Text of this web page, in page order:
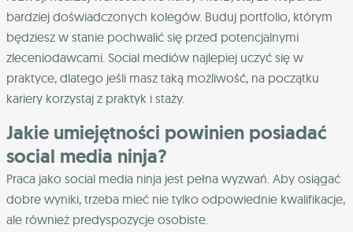
bardziej doświadczonych kolegów. Buduj portfolio, którym
będziesz w stanie pochwalić się przed potencjalnymi
zleceniodawcami. Social mediów najlepiej uczyć się w
praktyce, dlatego jeśli masz taką możliwość, na początku
kariery korzystaj z praktyk i staży.
Jakie umiejętności powinien posiadać
social media ninja?
Praca jako social media ninja jest pełna wyzwań. Aby osiągać
dobre wyniki, trzeba mieć nie tylko odpowiednie kwalifikacje,
ale również predyspozycje osobiste.